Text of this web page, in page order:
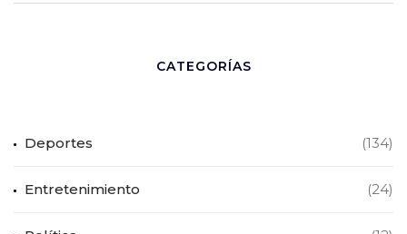
CATEGORÍAS
Deportes (134)
Entretenimiento (24)